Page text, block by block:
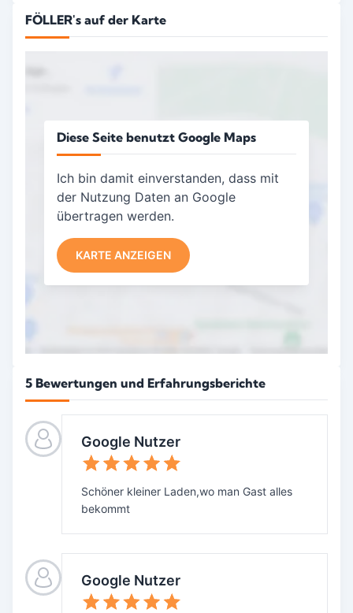
FÖLLER's auf der Karte
Diese Seite benutzt Google Maps
Ich bin damit einverstanden, dass mit
der Nutzung Daten an Google
übertragen werden.
KARTE ANZEIGEN
5 Bewertungen und Erfahrungsberichte
Google Nutzer
Schöner kleiner Laden,wo man Gast alles
bekommt
Google Nutzer